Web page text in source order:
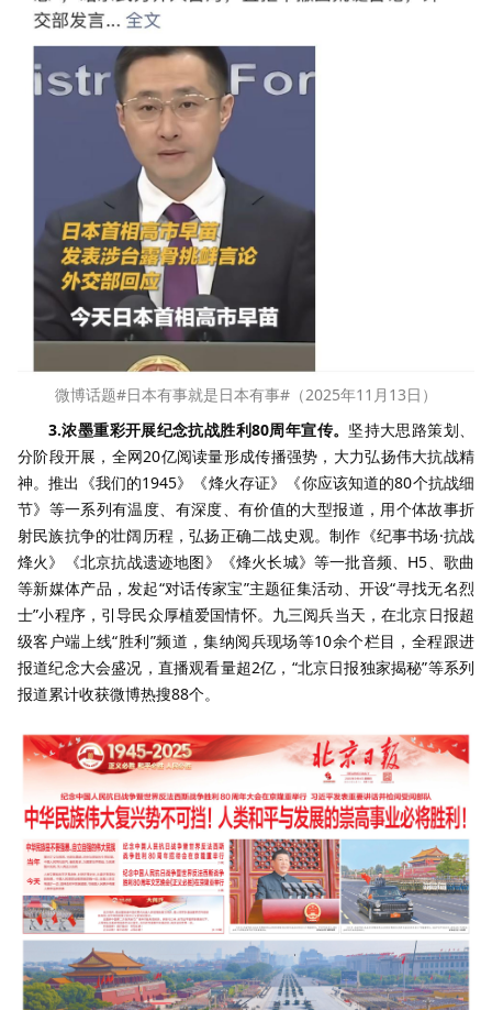
微博话题#日本有事就是日本有事#（2025年11月13日）
3.浓墨重彩开展纪念抗战胜利80周年宣传。 坚持大思路策划、
分阶段开展，全网20亿阅读量形成传播强势，大力弘扬伟大抗战精
神。推出《我们的1945》《烽火存证》《你应该知道的80个抗战细
节》等一系列有温度、有深度、有价值的大型报道，用个体故事折
射民族抗争的壮阔历程，弘扬正确二战史观。制作《纪事书场·抗战
烽火》《北京抗战遗迹地图》《烽火长城》等一批音频、H5、歌曲
等新媒体产品，发起“对话传家宝”主题征集活动、开设“寻找无名烈
士”小程序，引导民众厚植爱国情怀。九三阅兵当天，在北京日报超
级客户端上线“胜利”频道，集纳阅兵现场等10余个栏目，全程跟进
报道纪念大会盛况，直播观看量超2亿，“北京日报独家揭秘”等系列
报道累计收获微博热搜88个。